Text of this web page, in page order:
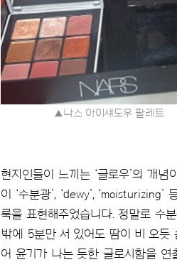
▲나스 아이섀도우 팔레트
현지인들이 느끼는 ‘글로우’의 개
이 ‘수분광’, ‘dewy’,
룩을 표현해주었습니다. 정말로 수
밖에 5분만 서 있어도 땀이 비 오듯
어 윤기가 나는 듯한 글로시함을